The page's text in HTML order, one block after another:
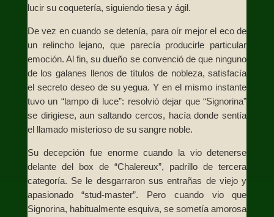
lucir su coquetería, siguiendo tiesa y ágil.
De vez en cuando se detenía, para oír mejor el eco de
un relincho lejano, que parecía producirle particular
emoción. Al fin, su dueño se convenció de que ninguno
de los galanes llenos de títulos de nobleza, satisfacía
el secreto deseo de su yegua. Y en el mismo instante
tuvo un “lampo di luce”: resolvió dejar que “Signorina”
se dirigiese, aun saltando cercos, hacía donde sentía
el llamado misterioso de su sangre noble.
Su decepción fue enorme cuando la vio detenerse
delante del box de “Chalereux”, padrillo de tercera
categoría. Se le desgarraron sus entrañas de viejo y
apasionado “stud-master”. Pero cuando vio que
Signorina, habitualmente esquiva, se sometía amorosa